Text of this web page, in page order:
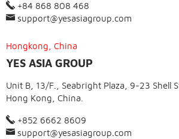
+84 868 808 468
support@yesasiagroup.com
Hongkong, China
YES ASIA GROUP
Unit B, 13/F., Seabright Plaza, 9-23 Shell
Hong Kong, China.
+852 6662 8609
support@yesasiagroup.com